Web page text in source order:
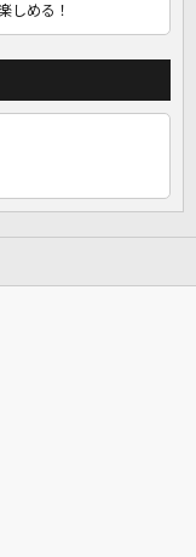
しめる！